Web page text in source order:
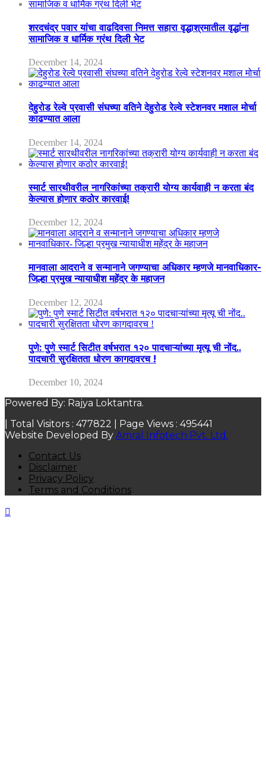
शरदचंद्र पवार यांचा वाढदिवसा निमत्त सहारा वृद्धाश्रमातील वृद्धांना
सामाजिक व धार्मिक ग्रंथ दिली भेट
December 14, 2024
देहुरोड रेल्वे प्रवासी संघच्या वतिने देहुरोड रेल्वे स्टेशनवर मशाल मोर्चा
काढण्यात आला
December 14, 2024
स्मार्ट सारथीवरील नागरिकांच्या तक्रारी योग्य कार्यवाही न करता बंद
केल्यास होणार कठोर कारवाई!
December 12, 2024
मानवाला आदराने व सन्मानाने जगण्याचा अधिकार म्हणजे मानवाधिकार-
जिल्हा प्रमुख न्यायाधीश महेंद्र के महाजन
December 12, 2024
पुणे: पुणे स्मार्ट सिटीत वर्षभरात १२० पादचाऱ्यांच्या मृत्यू ची नोंद..
पादचारी सुरक्षितता धोरण कागदावरच !
December 10, 2024
Powered By: Rajya Loktantra.
| Total Visitors : 477822 | Page Views : 495441
Website Developed By Amral Infotech Pvt. Ltd.
Contact Us
Disclaimer
Privacy Policy
Terms and Conditions